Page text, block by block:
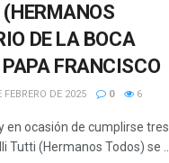
DE LA BOCA
FRANCISCO
DE 2025 0 6
en ocasión de cumplirse tres
Tutti (Hermanos Todos) se ...